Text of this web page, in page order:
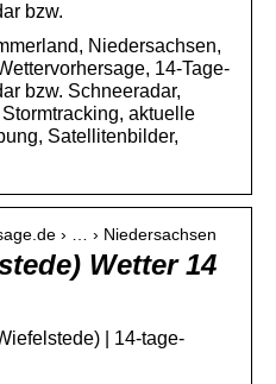
bzw.
Niedersachsen,
14-Tage-
bzw. Schneeradar,
aktuelle
Satellitenbilder,
› … › Niedersachsen
Wetter 14
| 14-tage-